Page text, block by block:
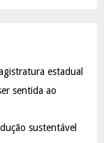
A
C
estadual
sentida ao
sustentável